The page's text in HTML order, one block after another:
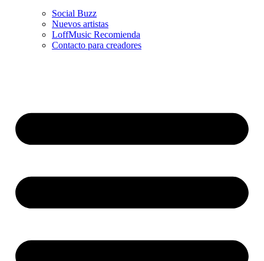
Social Buzz
Nuevos artistas
LoffMusic Recomienda
Contacto para creadores